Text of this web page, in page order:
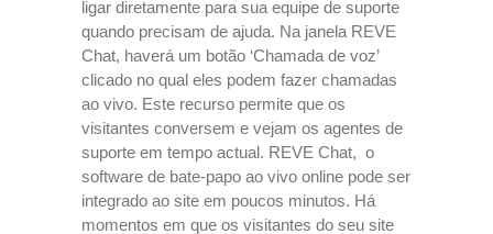
ligar diretamente para sua equipe de suporte
quando precisam de ajuda. Na janela REVE
Chat, haverá um botão ‘Chamada de voz’
clicado no qual eles podem fazer chamadas
ao vivo. Este recurso permite que os
visitantes conversem e vejam os agentes de
suporte em tempo actual. REVE Chat, o
software de bate-papo ao vivo online pode ser
integrado ao site em poucos minutos. Há
momentos em que os visitantes do seu site